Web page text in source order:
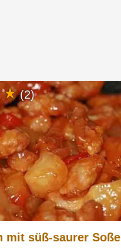
mit süß-saurer Soße
(2)